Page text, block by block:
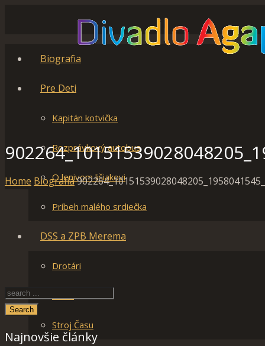
Biografia
Pre Deti
Kapitán kotvička
Rozprávkový autobus
O lenivom lišiakovi
Príbeh malého srdiečka
DSS a ZPB Merema
Drotári
More
Stroj Času
Home Biografia
Search
Najnovšie články